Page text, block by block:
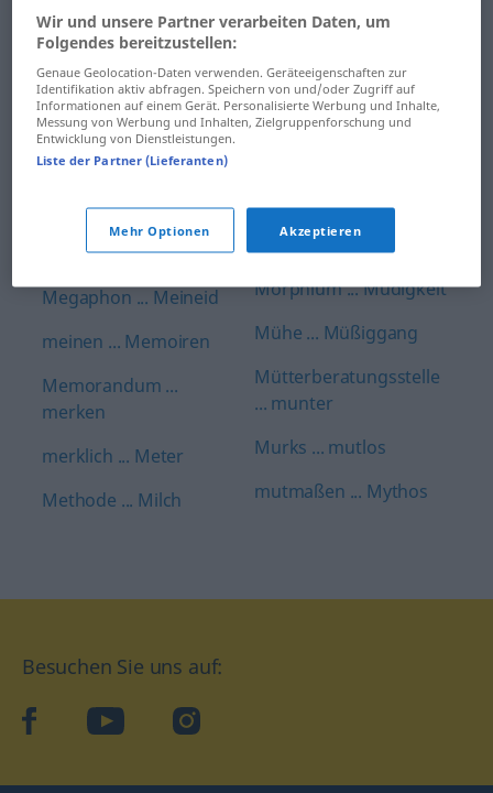
Maschinenbau ...
Massenproduktion
Massensport ...
Materialbeschaffung
Materialismus ...
mazedonisch ...
Megafon
Megaphon ... Meineid
meinen ... Memoiren
Memorandum ...
merken
merklich ... Meter
Methode ... Milch
mittags ... Mittelweg
modernisieren ...
Moldau
Morgenstunde
Morphium ... Müdigkeit
Mühe ... Müßiggang
Mütterberatungsstelle
... munter
Murks ... mutlos
mutmaßen ... Mythos
Besuchen Sie uns auf:
facebookYouTube Instagram
Wir und unsere Partner verarbeiten Daten, um
Folgendes bereitzustellen:
Genaue Geolocation-Daten verwenden. Geräteeigenschaften zur
Identifikation aktiv abfragen. Speichern von und/oder Zugriff auf
Informationen auf einem Gerät. Personalisierte Werbung und Inhalte,
Messung von Werbung und Inhalten, Zielgruppenforschung und
Entwicklung von Dienstleistungen.
Liste der Partner (Lieferanten)
Mehr Optionen Akzeptieren